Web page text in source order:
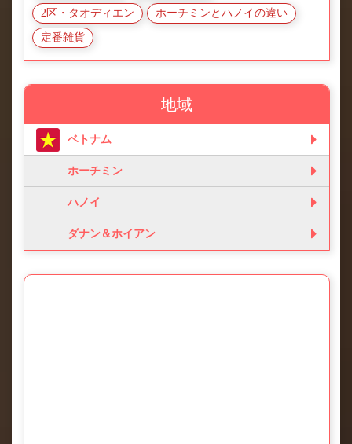
2区・タオディエン ホーチミンとハノイの違い
定番雑貨
地域
ベトナム
ホーチミン
ハノイ
ダナン＆ホイアン